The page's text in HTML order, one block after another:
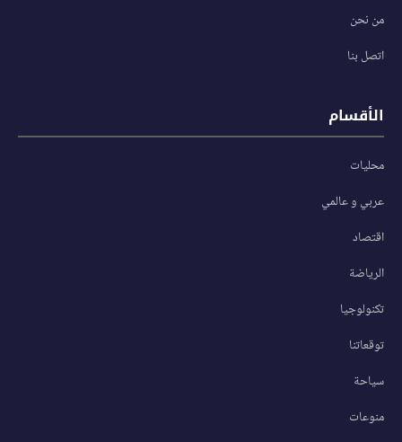
من نحن
اتصل بنا
الأقسام
محليات
عربي و عالمي
اقتصاد
الرياضة
تكنولوجيا
توقعاتنا
سياحة
منوعات